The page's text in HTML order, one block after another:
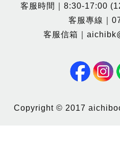
客服時間｜8:30-17:00
客服專線｜
客服信箱｜
Copyright © 2017